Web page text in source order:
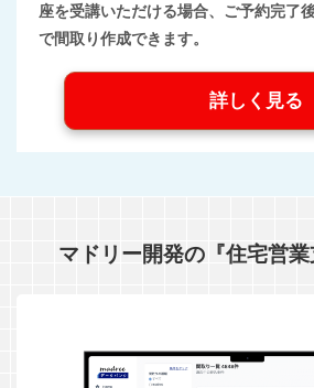
座を受講いただける場合、ご予約完了
で間取り作成できます。
詳しく見る
マドリー開発の『住宅営業